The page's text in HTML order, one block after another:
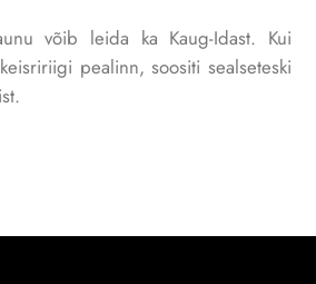
võib leida ka Kaug-Idast. Kui
pealinn, soositi sealseteski